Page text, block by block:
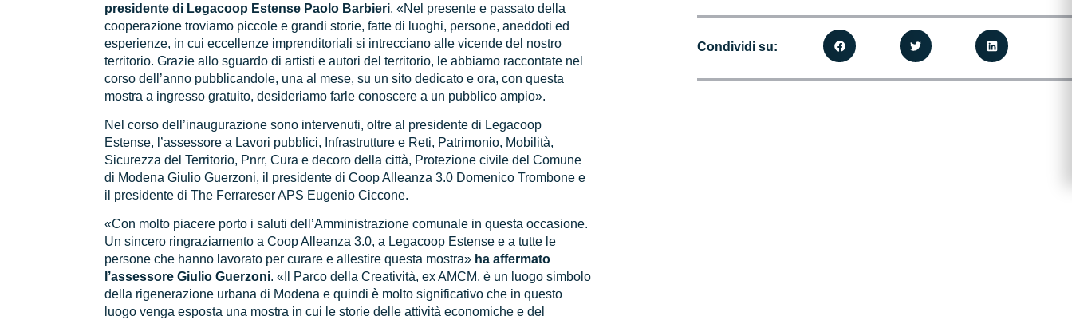
presidente di Legacoop Estense Paolo Barbieri. «Nel presente e passato della
cooperazione troviamo piccole e grandi storie, fatte di luoghi, persone, aneddoti ed
esperienze, in cui eccellenze imprenditoriali si intrecciano alle vicende del nostro
territorio. Grazie allo sguardo di artisti e autori del territorio, le abbiamo raccontate nel
corso dell’anno pubblicandole, una al mese, su un sito dedicato e ora, con questa
mostra a ingresso gratuito, desideriamo farle conoscere a un pubblico ampio».
Nel corso dell’inaugurazione sono intervenuti, oltre al presidente di Legacoop
Estense, l’assessore a Lavori pubblici, Infrastrutture e Reti, Patrimonio, Mobilità,
Sicurezza del Territorio, Pnrr, Cura e decoro della città, Protezione civile del Comune
di Modena Giulio Guerzoni, il presidente di Coop Alleanza 3.0 Domenico Trombone e
il presidente di The Ferrareser APS Eugenio Ciccone.
«Con molto piacere porto i saluti dell’Amministrazione comunale in questa occasione.
Un sincero ringraziamento a Coop Alleanza 3.0, a Legacoop Estense e a tutte le
persone che hanno lavorato per curare e allestire questa mostra» ha affermato
l’assessore Giulio Guerzoni. «Il Parco della Creatività, ex AMCM, è un luogo simbolo
della rigenerazione urbana di Modena e quindi è molto significativo che in questo
luogo venga esposta una mostra in cui le storie delle attività economiche e del
Condividi su: